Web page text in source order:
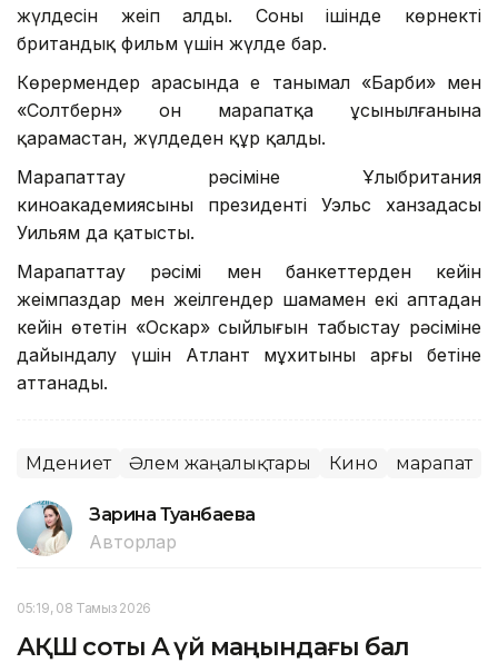
жүлдесін жеңіп алды. Соның ішінде көрнекті
британдық фильм үшін жүлде бар.
Көрермендер арасында ең танымал «Барби» мен
«Солтберн» он марапатқа ұсынылғанына
қарамастан, жүлдеден құр қалды.
Марапаттау рәсіміне Ұлыбритания
киноакадемиясының президенті Уэльс ханзадасы
Уильям да қатысты.
Марапаттау рәсімі мен банкеттерден кейін
жеңімпаздар мен жеңілгендер шамамен екі аптадан
кейін өтетін «Оскар» сыйлығын табыстау рәсіміне
дайындалу үшін Атлант мұхитының арғы бетіне
аттанады.
Мәдениет Әлем жаңалықтары Кино марапат
Зарина Туғанбаева
Авторлар
05:19, 08 Тамыз 2026
АҚШ соты Ақ үй маңындағы бал